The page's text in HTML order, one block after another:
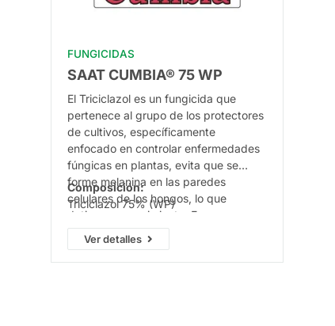
FUNGICIDAS
SAAT CUMBIA® 75 WP
El Triciclazol es un fungicida que
pertenece al grupo de los protectores
de cultivos, específicamente
enfocado en controlar enfermedades
fúngicas en plantas, evita que se
forme melanina en las paredes
celulares de los hongos, lo que
detiene su crecimiento. Es
especialmente útil para prevenir
infecciones tempranas de pyricularia.
Composición:
Triciclazol 75% (WP)
Ver detalles